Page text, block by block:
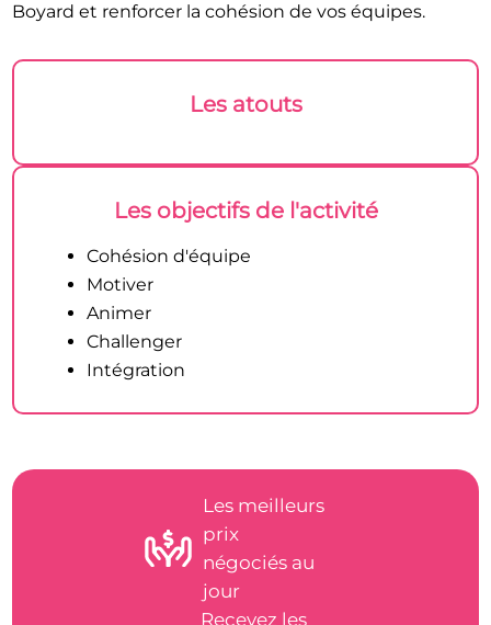
Boyard et renforcer la cohésion de vos équipes.
Les atouts
Les objectifs de l'activité
Cohésion d'équipe
Motiver
Animer
Challenger
Intégration
Les meilleurs
prix
négociés au
jour
Recevez les